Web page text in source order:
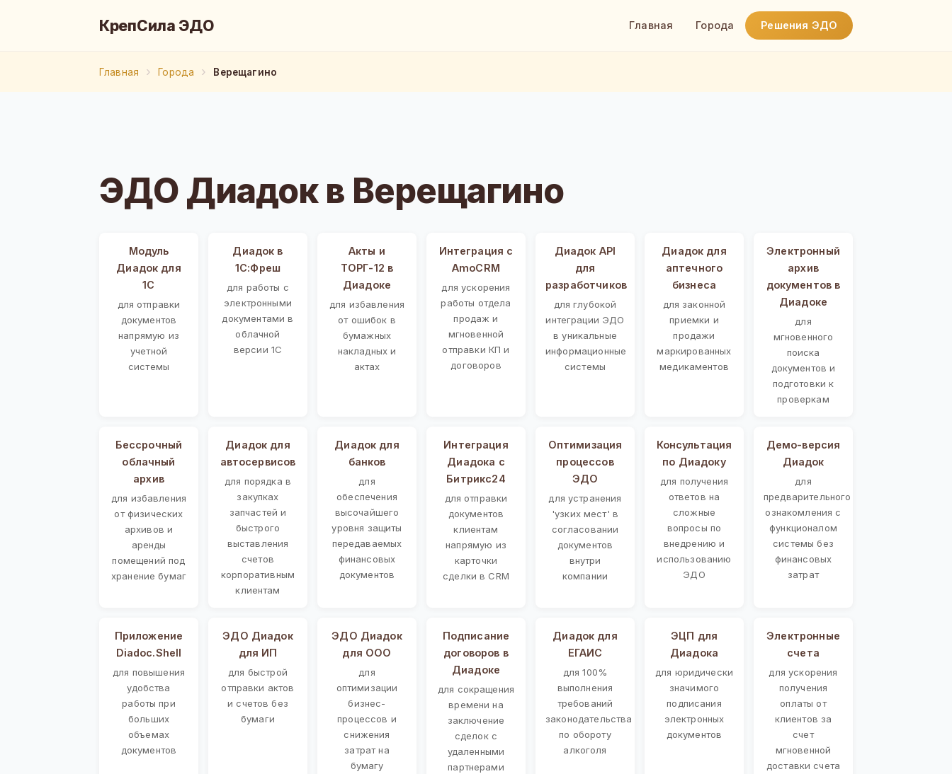
КрепСила ЭДО Главная Города Решения ЭДО
Главная Города Верещагино
ЭДО Диадок в Верещагино
Модуль
Диадок для
1С
для отправки
документов
напрямую из
учетной
системы
Диадок в
1С:Фреш
для работы с
электронными
документами в
облачной
версии 1С
Акты и
ТОРГ-12 в
Диадоке
для избавления
от ошибок в
бумажных
накладных и
актах
Интеграция с
AmoCRM
для ускорения
работы отдела
продаж и
мгновенной
отправки КП и
договоров
Диадок API
для
разработчиков
для глубокой
интеграции ЭДО
в уникальные
информационные
системы
Диадок для
аптечного
бизнеса
для законной
приемки и
продажи
маркированных
медикаментов
Электронный
архив
документов в
Диадоке
для
мгновенного
поиска
документов и
подготовки к
проверкам
Бессрочный
облачный
архив
для избавления
от физических
архивов и
аренды
помещений под
хранение бумаг
Диадок для
автосервисов
для порядка в
закупках
запчастей и
быстрого
выставления
счетов
корпоративным
клиентам
Диадок для
банков
для
обеспечения
высочайшего
уровня защиты
передаваемых
финансовых
документов
Интеграция
Диадока с
Битрикс24
для отправки
документов
клиентам
напрямую из
карточки
сделки в CRM
Оптимизация
процессов
ЭДО
для устранения
'узких мест' в
согласовании
документов
внутри
компании
Консультация
по Диадоку
для получения
ответов на
сложные
вопросы по
внедрению и
использованию
ЭДО
Демо-версия
Диадок
для
предварительного
ознакомления с
функционалом
системы без
финансовых
затрат
Приложение
Diadoc.Shell
для повышения
удобства
работы при
больших
объемах
документов
ЭДО Диадок
для ИП
для быстрой
отправки актов
и счетов без
бумаги
ЭДО Диадок
для ООО
для
оптимизации
бизнес-
процессов и
снижения
затрат на
бумагу
Подписание
договоров в
Диадоке
для сокращения
времени на
заключение
сделок с
удаленными
партнерами
Диадок для
ЕГАИС
для 100%
выполнения
требований
законодательства
по обороту
алкоголя
ЭЦП для
Диадока
для юридически
значимого
подписания
электронных
документов
Электронные
счета
для ускорения
получения
оплаты от
клиентов за
счет
мгновенной
доставки счета